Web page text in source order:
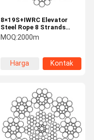
8×19S+IWRC Elevator
Steel Rope 8 Strands
16mm Nominal Diameter
MOQ:2000m
Harga
Kontak